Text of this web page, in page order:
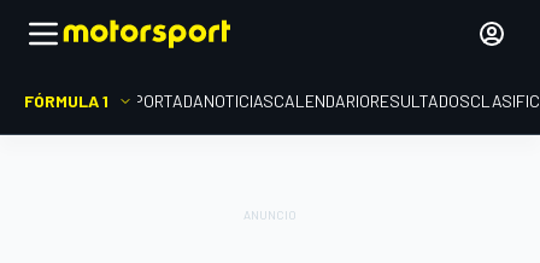
FÓRMULA 1 PORTADANOTICIASCALENDARIORESULTADOS